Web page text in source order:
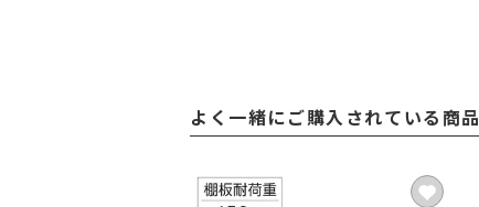
よく一緒にご購入されている商品